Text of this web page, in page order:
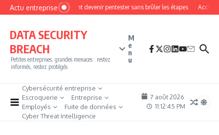
Aller au contenu
Actu entrepriseComment devenir pentester sans brûler les étapes Accès
DATA SECURITY
BREACH
Petites entreprises, grandes menaces : restez
informés, restez protégés
M
e
n
u
Cybersécurité entreprise
Escroquerie
Entreprise
Employés
Fuite de données
Cyber Threat Intelligence
7 août 2026
11:12:45 PM